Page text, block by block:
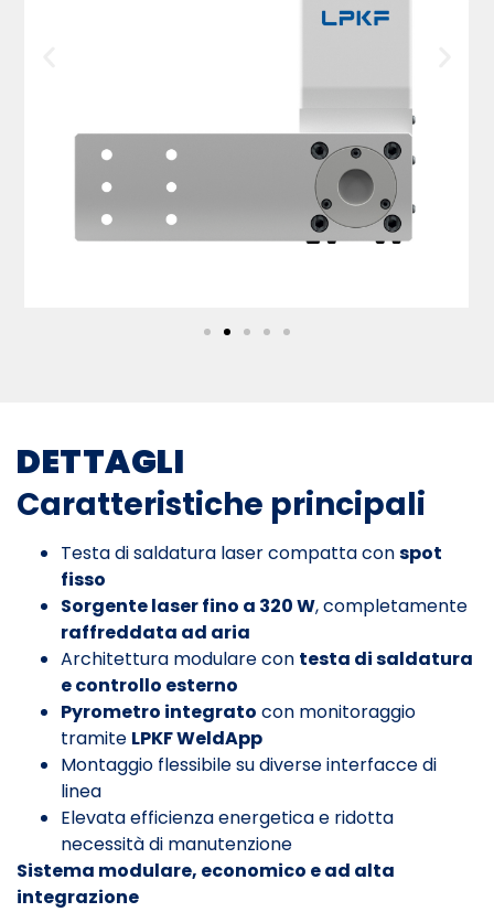
DETTAGLI
Caratteristiche principali
Testa di saldatura laser compatta conspot
fisso
Sorgente laser fino a 320 W, completamente
raffreddata ad aria
Architettura modulare con testa di saldatura
e controllo esterno
Pyrometro integrato con monitoraggio
tramite LPKF WeldApp
Montaggio flessibile su diverse interfacce di
linea
Elevata efficienza energetica e ridotta
necessità di manutenzione
Sistema modulare, economico e ad alta
integrazione